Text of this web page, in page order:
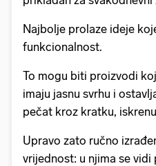
Najbolje prolaze ideje
funkcionalnost.
To mogu biti proizvodi
imaju jasnu svrhu i
pečat kroz kratku,
Upravo zato ručno
vrijednost: u njima se vidi